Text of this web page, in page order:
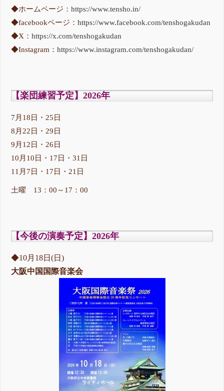
◆ホームページ：https://www.tensho.in/
◆facebookページ：https://www.facebook.com/tenshogakudan
◆X：https://x.com/tenshogakudan
◆Instagram：https://www.instagram.com/tenshogakudan/
【楽団練習予定】2026年
7月18日・25日
8月22日・29日
9月12日・26日
10月10日・17日・31日
11月7日・17日・21日
土曜 13：00～17：00
【今後の演奏予定】2026年
◆10月18日(日)
大阪中国国際音楽会